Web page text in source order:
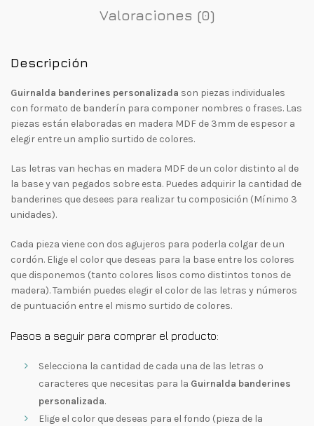
Valoraciones (0)
Descripción
Guirnalda banderines personalizada son piezas individuales
con formato de banderín para componer nombres o frases. Las
piezas están elaboradas en madera MDF de 3mm de espesor a
elegir entre un amplio surtido de colores.
Las letras van hechas en madera MDF de un color distinto al de
la base y van pegados sobre esta. Puedes adquirir la cantidad de
banderines que desees para realizar tu composición (Mínimo 3
unidades).
Cada pieza viene con dos agujeros para poderla colgar de un
cordón. Elige el color que deseas para la base entre los colores
que disponemos (tanto colores lisos como distintos tonos de
madera). También puedes elegir el color de las letras y números
de puntuación entre el mismo surtido de colores.
Pasos a seguir para comprar el producto:
Selecciona la cantidad de cada una de las letras o
caracteres que necesitas para la Guirnalda banderines
personalizada.
Elige el color que deseas para el fondo (pieza de la